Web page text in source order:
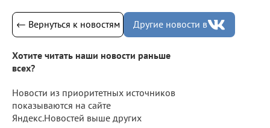
← Вернуться к новостям Другие новости в
Хотите читать наши новости раньше
всех?
Новости из приоритетных источников
показываются на сайте
Яндекс.Новостей выше других